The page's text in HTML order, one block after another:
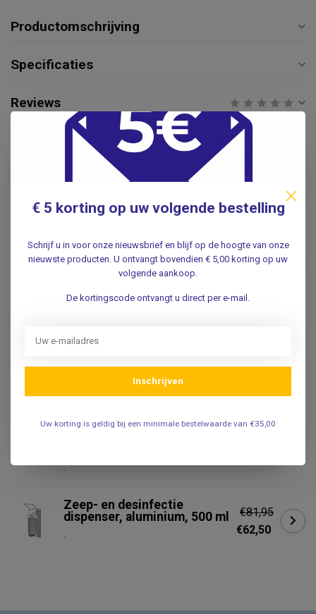
Productomschrijving
Specificaties
Reviews
Gerelateerde producten
4 x lege flacons inhoud 100
.
Vervangende lege fles 500 ml
van HDPE
€3,95
dispenser S1 Systeem - wit -
KaWe Liquimed
.
Zeep- en desinfectie
dispenser, aluminium, 500 ml
.
€81,95
€62,50
€ 5 korting op uw volgende bestelling
Schrijf u in voor onze nieuwsbrief en blijf op de hoogte van onze
nieuwste producten. U ontvangt bovendien € 5,00 korting op uw
volgende aankoop.
De kortingscode ontvangt u direct per e-mail.
Inschrijven
Uw korting is geldig bij een minimale bestelwaarde van €35,00